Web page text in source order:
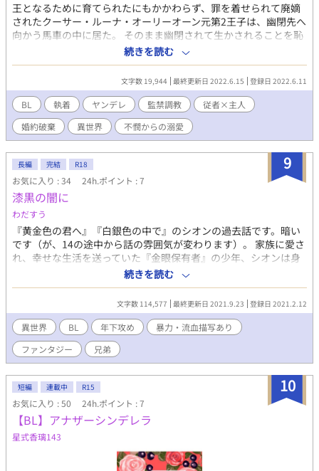
王となるために育てられたにもかかわらず、罪を着せられて廃嫡
されたクーサー・ルーナ・オーリーオーン元第2王子は、幽閉先へ
向かう馬車の中に居た。 そのまま幽閉されて生かされることを恥
じて馬車から飛び降り自殺を図る。 しかし、目覚めると彼はとて
も豪奢な部屋におり、その部屋で自身の母国が滅んだとの言伝を
受け取る。何故国は滅んだのか、そして何故自分はここに居るの
か。ここに閉じ込めた人物が来るまでの間、クーサーは自身の境
遇を追想をしながら考えることにした。 ※全体的に暗いです。た
だ、バッドエンドではないです。（ハッピーエンドかメリーバッ
ドエンドかは別れそうですが……）エロは後半ですがショートシ
ョートなのでそこまで入るかと。大体6話～13話位で完結予定で
す。
続きを読む
文字数 19,944 最終更新日 2022.6.15 登録日 2022.6.11
BL 執着 ヤンデレ 監禁調教
従者×主人
婚約破棄
異世界 不憫からの溺愛
9
長編 完結 R18
お気に入り : 34 24h.ポイント : 7
漆黒の闇に
わだすう
『黄金色の君へ』『白銀色の中で』のシオンの過去話です。暗い
です（が、14の途中から話の雰囲気が変わります）。 家族に愛さ
れ、幸せな生活を送っていた『金眼保有者』の少年、シオンは身
勝手な者の手によって大切なものを奪われてしまう。唯一の家族
となった兄のサンカと共に、残酷な運命に翻弄される。
続きを読む
文字数 114,577 最終更新日 2021.9.23 登録日 2021.2.12
異世界 BL 年下攻め
暴力・流血描写あり
ファンタジー
兄弟
10
短編 連載中 R15
お気に入り : 50 24h.ポイント : 7
【BL】アナザーシンデレラ
星式香璃143